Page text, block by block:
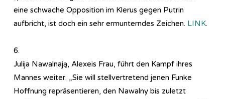
eine schwache Opposition im Klerus gegen Putrin
aufbricht, ist doch ein sehr ermunterndes Zeichen. LINK.
6.
Julija Nawalnają, Alexeis Frau, führt den Kampf ihres
Mannes weiter. „Sie will stellvertretend jenen Funke
Hoffnung repräsentieren, den Nawalny bis zuletzt